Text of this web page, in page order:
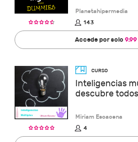
Planetahipermedia
143
Accede por solo
Inteligencias
descubre
Miriam Escacena
4